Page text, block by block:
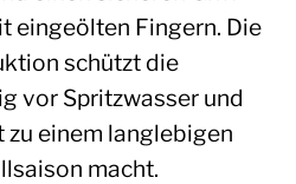
eingeölten Fingern. Die
schützt die
vor Spritzwasser und
zu einem langlebigen
macht.